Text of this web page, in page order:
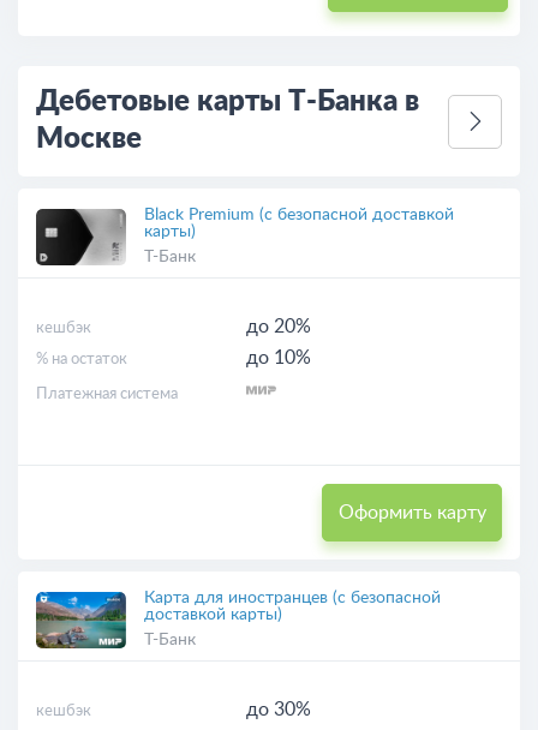
Дебетовые карты Т-Банка в
Москве
Black Premium (с безопасной доставкой
карты)
Т-Банк
кешбэк до 20%
% на остаток до 10%
Платежная система
Оформить карту
Карта для иностранцев (с безопасной
доставкой карты)
Т-Банк
кешбэк до 30%